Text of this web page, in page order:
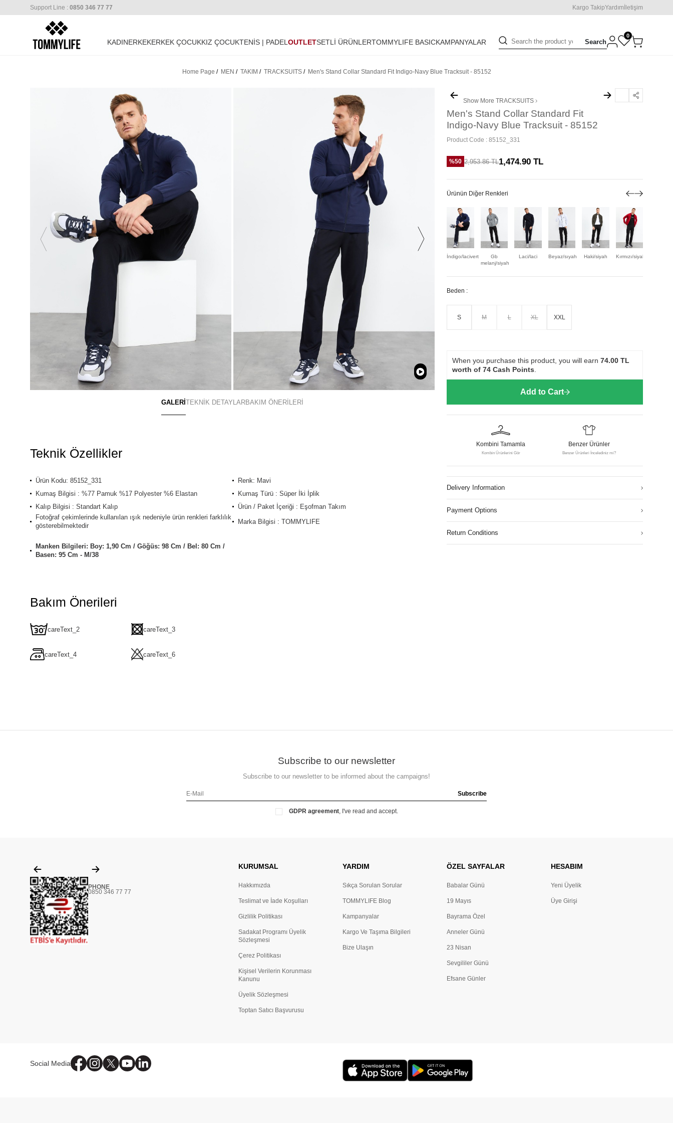
Support Line : 0850 346 77 77 Kargo TakipYardım İletişim
KADINERKEKERKEK ÇOCUKKIZ ÇOCUKTENİS | PADELOUTLETSETLİ ÜRÜNLERTOMMYLIFE BASICKAMPANYALAR Search
0
Home Page / MEN / TAKIM / TRACKSUITS/ Men's Stand Collar Standard Fit Indigo-Navy Blue Tracksuit - 85152
GALERİ TEKNİK DETAYLARBAKIM ÖNERİLERİ
Teknik Özellikler
Ürün Kodu: 85152_331
Renk: Mavi
Kumaş Bilgisi : %77 Pamuk %17 Polyester %6 Elastan
Kumaş Türü : Süper İki İplik
Kalıp Bilgisi : Standart Kalıp
Ürün / Paket İçeriği : Eşofman Takım
Fotoğraf çekimlerinde kullanılan ışık nedeniyle ürün renkleri farklılık
gösterebilmektedir
Marka Bilgisi : TOMMYLIFE
Manken Bilgileri: Boy: 1,90 Cm / Göğüs: 98 Cm / Bel: 80 Cm /
Basen: 95 Cm - M/38
Bakım Önerileri
careText_2 careText_3
careText_4 careText_6
Show More TRACKSUITS
Men's Stand Collar Standard Fit
Indigo-Navy Blue Tracksuit - 85152
Product Code : 85152_331
%50 2,953.86TL1,474.90 TL
Ürünün Diğer Renkleri
İndigo/lacivert
Gb
melanj/siyah
Laci/laci Beyaz/sıyah Haki/siyah Kırmızı/siyah
Beden :
S M L XL XXL
When you purchase this product, you will earn 74.00 TL
worth of 74 Cash Points
Add to Cart
Kombini Tamamla
Kombin Ürünlerini Gör
Benzer Ürünler
Benzer Ürünleri İncelediniz mi?
Delivery Information
Payment Options
Return Conditions
Subscribe to our newsletter
Subscribe to our newsletter to be informed about the campaigns!
Subscribe
GDPR agreement, I've read and accept.
PHONE
0850 346 77 77
KURUMSAL
Hakkımızda
Teslimat ve İade Koşulları
Gizlilik Politikası
Sadakat Programı Üyelik
Sözleşmesi
Çerez Politikası
Kişisel Verilerin Korunması
Kanunu
Üyelik Sözleşmesi
Toptan Satıcı Başvurusu
YARDIM
Sıkça Sorulan Sorular
TOMMYLIFE Blog
Kampanyalar
Kargo Ve Taşıma Bilgileri
Bize Ulaşın
ÖZEL SAYFALAR
Babalar Günü
19 Mayıs
Bayrama Özel
Anneler Günü
23 Nisan
Sevgililer Günü
Efsane Günler
HESABIM
Yeni Üyelik
Üye Girişi
Social Media